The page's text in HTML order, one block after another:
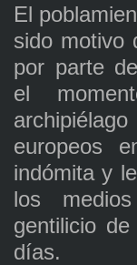
El
sido motivo
por parte
el
europeos
indómita y
los
gentilicio
días.